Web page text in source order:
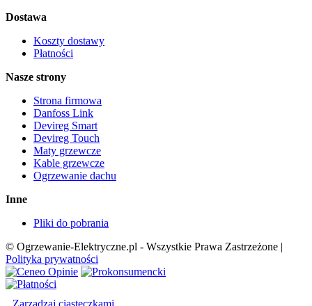
Dostawa
Koszty dostawy
Płatności
Nasze strony
Strona firmowa
Danfoss Link
Devireg Smart
Devireg Touch
Maty grzewcze
Kable grzewcze
Ogrzewanie dachu
Inne
Pliki do pobrania
© Ogrzewanie-Elektryczne.pl - Wszystkie Prawa Zastrzeżone |
Polityka prywatności
Zarządzaj ciasteczkami